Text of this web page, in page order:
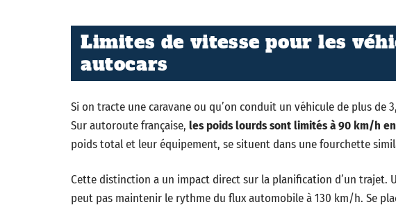
Limites de vitesse pour les
autocars
Si on tracte une caravane ou qu’on conduit un véhicule de plus de
Sur autoroute française, les poids lourds sont limités à 90 km/h
poids total et leur équipement, se situent dans une fourchette
Cette distinction a un impact direct sur la planification d’un trajet.
peut pas maintenir le rythme du flux automobile à 130 km/h. Se